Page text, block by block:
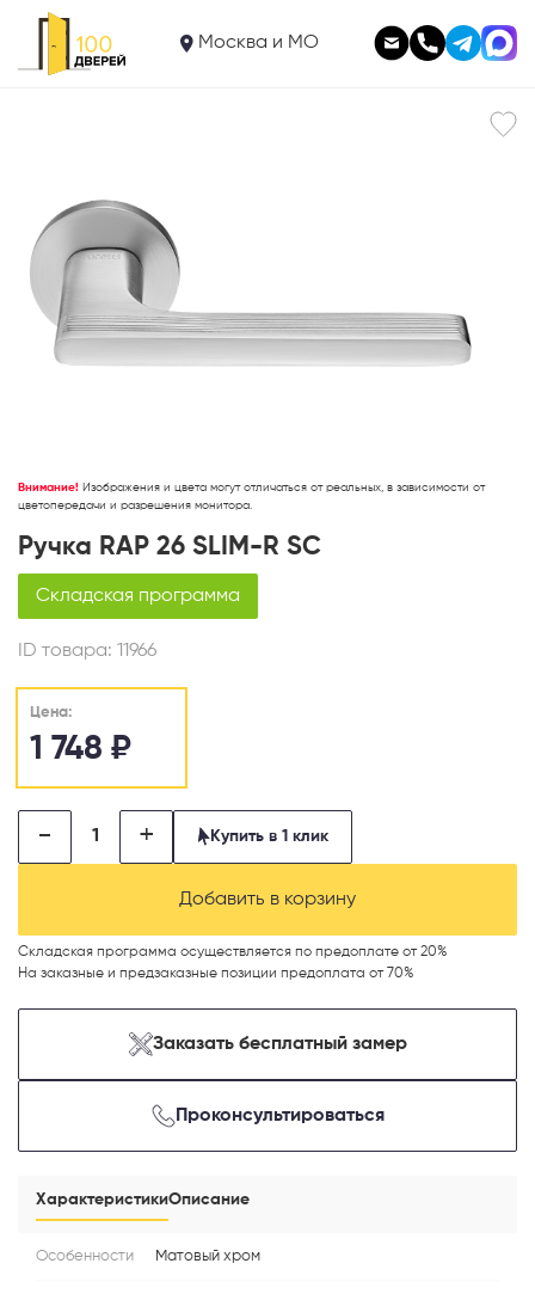
Москва и МО
Ручка RAP 26 SLIM-R SC 1 748
В корзину
Внимание! Изображения и цвета могут отличаться от реальных, в зависимости от
цветопередачи и разрешения монитора.
Ручка RAP 26 SLIM-R SC
Складская программа
ID товара: 11966
Цена:
1 748 ₽
- + Купить в 1 клик
Добавить в корзину
Складская программа осуществляется по предоплате от 20%
На заказные и предзаказные позиции предоплата от 70%
Заказать бесплатный замер
Проконсультироваться
ХарактеристикиОписание
Особенности Матовый хром
Телефон